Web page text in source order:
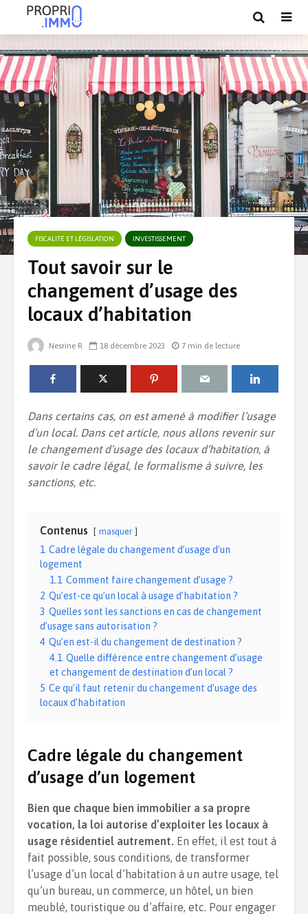
FISCALITÉ ET LÉGISLATION INVESTISSEMENT
Tout savoir sur le
changement d’usage des
locaux d’habitation
Nesrine R 18 décembre 2023 7 min de lecture
Dans certains cas, on est amené à modifier l’usage
d’un local. Dans cet article, nous allons revenir sur
le changement d’usage des locaux d’habitation, à
savoir le cadre légal, le formalisme à suivre, les
sanctions, etc.
Contenus masquer
1 Cadre légale du changement d’usage d’un
logement
1.1 Comment faire changement d’usage ?
2 Qu’est-ce qu’un local à usage d’habitation ?
3 Quelles sont les sanctions en cas de changement
d’usage sans autorisation ?
4 Qu’en est-il du changement de destination ?
4.1 Quelle différence entre changement d’usage
et changement de destination d’un local ?
5 Ce qu’il faut retenir du changement d’usage des
locaux d’habitation
Cadre légale du changement
d’usage d’un logement
Bien que chaque bien immobilier a sa propre
vocation, la loi autorise d’exploiter les locaux à
usage résidentiel autrement. En effet, il est tout à
fait possible, sous conditions, de transformer
l’usage d’un local d’habitation à un autre usage, tel
qu’un bureau, un commerce, un hôtel, un bien
meublé, touristique ou d’affaire, etc. Pour engager
chez soi : comment
Le duplex : quel
intérêt ?
Créer
pour sa